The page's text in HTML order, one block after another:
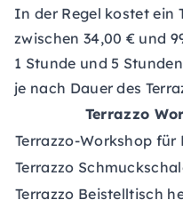
In der Regel kostet ein
zwischen 34,00 € und
1 Stunde und 5
je nach Dauer des
Terrazzo
Terrazzo-Workshop
Terrazzo
Terrazzo Beistelltisch